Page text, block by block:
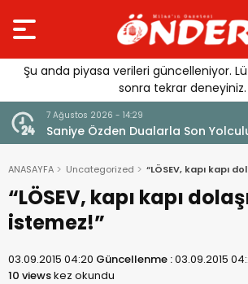
Şu anda piyasa verileri güncelleniyor.
sonra tekrar deneyiniz.
7 Ağustos 2026 - 14:29
Saniye Özden Dualarla Son
ANASAYFA Uncategorized “LÖSEV, kapı kapı
“LÖSEV, kapı kapı
istemez!”
03.09.2015 04:20 Güncellenme :03.09.2015
10 viewskez okundu